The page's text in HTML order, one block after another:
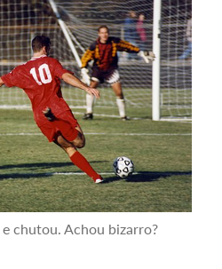
chutou. Achou bizarro?